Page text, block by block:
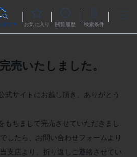
探す お気に入り 閲覧履歴 検索条件
売いたしました。
式サイトにお越し頂き、ありがとう
もちまして完売させていただきまし
したら、お問い合わせフォームより
支店より、折り返しご連絡させてい